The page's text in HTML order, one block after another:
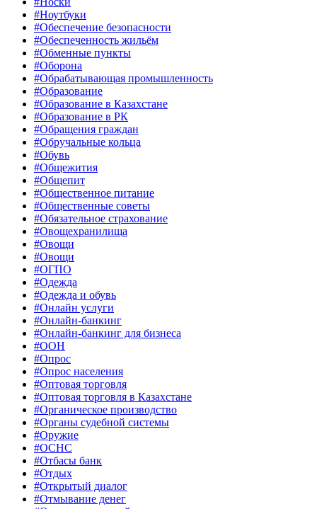
#Ноутбуки
#Обеспечение безопасности
#Обеспеченность жильём
#Обменные пункты
#Оборона
#Обрабатывающая промышленность
#Образование
#Образование в Казахстане
#Образование в РК
#Обращения граждан
#Обручальные кольца
#Обувь
#Общежития
#Общепит
#Общественное питание
#Общественные советы
#Обязательное страхование
#Овощехранилища
#Овощи
#Овощи
#ОГПО
#Одежда
#Одежда и обувь
#Онлайн услуги
#Онлайн-банкинг
#Онлайн-банкинг для бизнеса
#ООН
#Опрос
#Опрос населения
#Оптовая торговля
#Оптовая торговля в Казахстане
#Органическое производство
#Органы судебной системы
#Оружие
#ОСНС
#Отбасы банк
#Отдых
#Открытый диалог
#Отмывание денег